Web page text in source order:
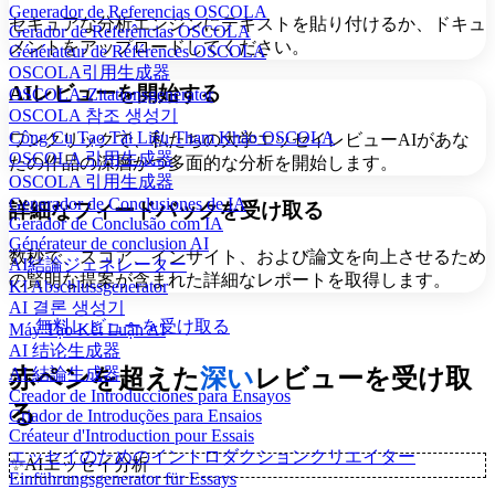
Generador de Referencias OSCOLA
Gerador de Referências OSCOLA
Générateur de Références OSCOLA
OSCOLA引用生成器
OSCOLA-Zitationsgenerator
OSCOLA 참조 생성기
Công Cụ Tạo Tài Liệu Tham Khảo OSCOLA
OSCOLA 引用生成器
OSCOLA 引用生成器
Generador de Conclusiones de IA
Gerador de Conclusão com IA
Générateur de conclusion AI
AI結論ジェネレーター
KI Abschlussgenerator
AI 결론 생성기
Máy Tạo Kết Luận AI
AI 结论生成器
AI 結論生成器
Creador de Introducciones para Ensayos
Criador de Introduções para Ensaios
Créateur d'Introduction pour Essais
エッセイのためのイントロダクションクリエイター
Einführungsgenerator für Essays
セキュアな分析エンジンにテキストを貼り付けるか、ドキュ
メントをアップロードしてください。
AIレビューを開始する
ワンクリックで、私たちの大学エッセイレビューAIがあな
たの作品の深層かつ多面的な分析を開始します。
詳細なフィードバックを受け取る
数秒で、スコア、インサイト、および論文を向上させるため
の賢明な提案が含まれた詳細なレポートを取得します。
無料レビューを受け取る
赤ペンを超えた深いレビューを受け取
る
✨AIエッセイ分析